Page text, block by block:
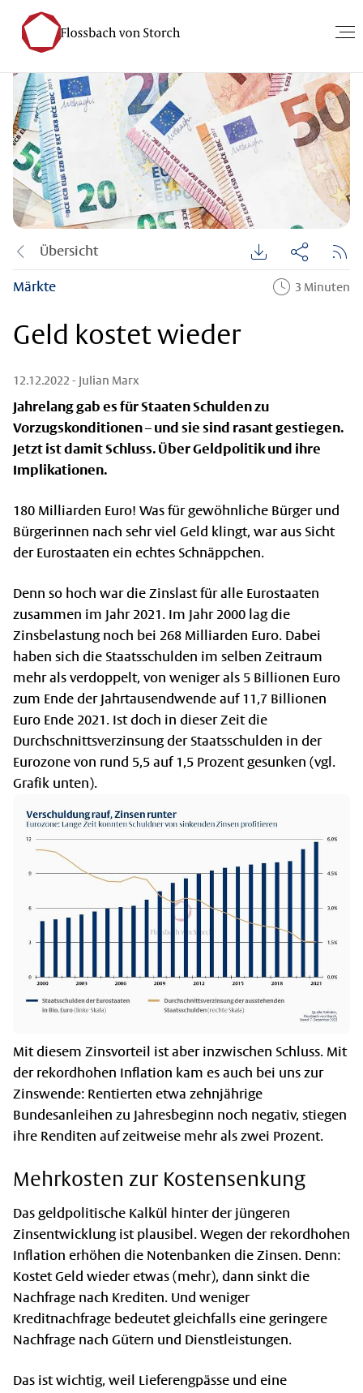
Übersicht
Märkte 3 Minuten
Geld kostet wieder
12.12.2022 - Julian Marx
Jahrelang gab es für Staaten Schulden zu
Vorzugskonditionen – und sie sind rasant gestiegen.
Jetzt ist damit Schluss. Über Geldpolitik und ihre
Implikationen.
180 Milliarden Euro! Was für gewöhnliche Bürger und
Bürgerinnen nach sehr viel Geld klingt, war aus Sicht
der Eurostaaten ein echtes Schnäppchen.
Denn so hoch war die Zinslast für alle Eurostaaten
zusammen im Jahr 2021. Im Jahr 2000 lag die
Zinsbelastung noch bei 268 Milliarden Euro. Dabei
haben sich die Staatsschulden im selben Zeitraum
mehr als verdoppelt, von weniger als 5 Billionen Euro
zum Ende der Jahrtausendwende auf 11,7 Billionen
Euro Ende 2021. Ist doch in dieser Zeit die
Durchschnittsverzinsung der Staatsschulden in der
Eurozone von rund 5,5 auf 1,5 Prozent gesunken (vgl.
Grafik unten).
Mit diesem Zinsvorteil ist aber inzwischen Schluss. Mit
der rekordhohen Inflation kam es auch bei uns zur
Zinswende: Rentierten etwa zehnjährige
Bundesanleihen zu Jahresbeginn noch negativ, stiegen
ihre Renditen auf zeitweise mehr als zwei Prozent.
Mehrkosten zur Kostensenkung
Das geldpolitische Kalkül hinter der jüngeren
Zinsentwicklung ist plausibel. Wegen der rekordhohen
Inflation erhöhen die Notenbanken die Zinsen. Denn:
Kostet Geld wieder etwas (mehr), dann sinkt die
Nachfrage nach Krediten. Und weniger
Kreditnachfrage bedeutet gleichfalls eine geringere
Nachfrage nach Gütern und Dienstleistungen.
Das ist wichtig, weil Lieferengpässe und eine